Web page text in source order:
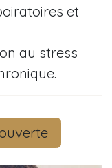
et
au stress